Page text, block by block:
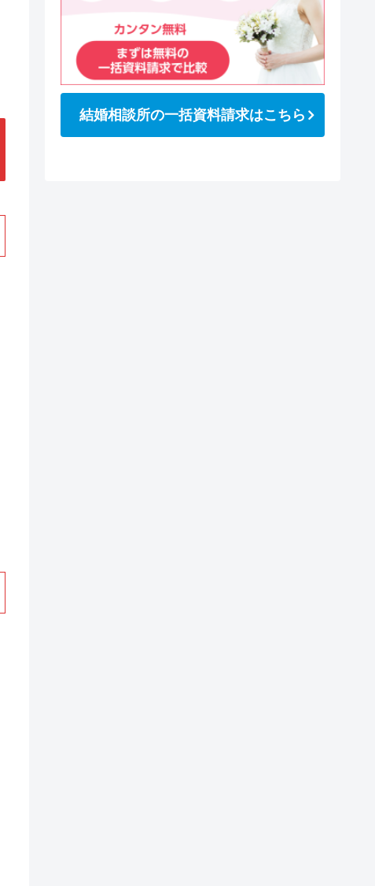
結婚相談所の一括資料請求はこちら